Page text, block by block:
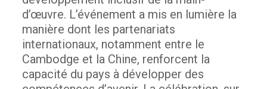
d’œuvre. L’événement a mis en lumière la
manière dont les partenariats
internationaux, notamment entre le
Cambodge et la Chine, renforcent la
capacité du pays à développer des